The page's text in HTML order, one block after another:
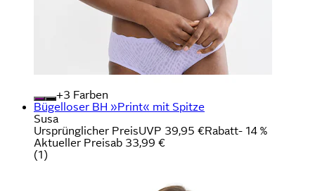
+
Farben
Bügelloser BH »Print« mit Spitze
Susa
Ursprünglicher PreisUVP 39,95 €Rabatt- 14 %
Aktueller Preisab 33,99 €
(1)